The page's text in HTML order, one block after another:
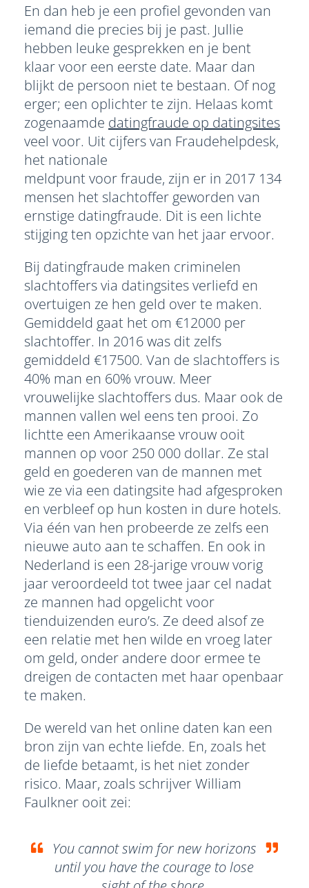
En dan heb je een profiel gevonden van
iemand die precies bij je past. Jullie
hebben leuke gesprekken en je bent
klaar voor een eerste date. Maar dan
blijkt de persoon niet te bestaan. Of nog
erger; een oplichter te zijn. Helaas komt
zogenaamde datingfraude op datingsites
veel voor. Uit cijfers van Fraudehelpdesk,
het nationale
meldpunt voor fraude, zijn er in 2017 134
mensen het slachtoffer geworden van
ernstige datingfraude. Dit is een lichte
stijging ten opzichte van het jaar ervoor.
Bij datingfraude maken criminelen
slachtoffers via datingsites verliefd en
overtuigen ze hen geld over te maken.
Gemiddeld gaat het om €12000 per
slachtoffer. In 2016 was dit zelfs
gemiddeld €17500. Van de slachtoffers is
40% man en 60% vrouw. Meer
vrouwelijke slachtoffers dus. Maar ook de
mannen vallen wel eens ten prooi. Zo
lichtte een Amerikaanse vrouw ooit
mannen op voor 250 000 dollar. Ze stal
geld en goederen van de mannen met
wie ze via een datingsite had afgesproken
en verbleef op hun kosten in dure hotels.
Via één van hen probeerde ze zelfs een
nieuwe auto aan te schaffen. En ook in
Nederland is een 28-jarige vrouw vorig
jaar veroordeeld tot twee jaar cel nadat
ze mannen had opgelicht voor
tienduizenden euro’s. Ze deed alsof ze
een relatie met hen wilde en vroeg later
om geld, onder andere door ermee te
dreigen de contacten met haar openbaar
te maken.
De wereld van het online daten kan een
bron zijn van echte liefde. En, zoals het
de liefde betaamt, is het niet zonder
risico. Maar, zoals schrijver William
Faulkner ooit zei:
You cannot swim for new horizons
until you have the courage to lose